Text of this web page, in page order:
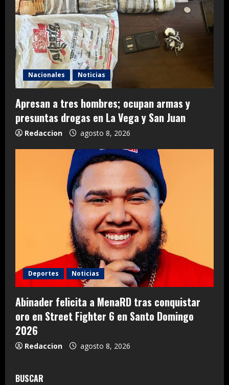
Nacionales Noticias
Apresan a tres hombres; ocupan armas y
presuntas drogas en La Vega y San Juan
Redaccion agosto 8, 2026
Deportes Noticias
Abinader felicita a MenaRD tras conquistar
oro en Street Fighter 6 en Santo Domingo
2026
Redaccion agosto 8, 2026
BUSCAR